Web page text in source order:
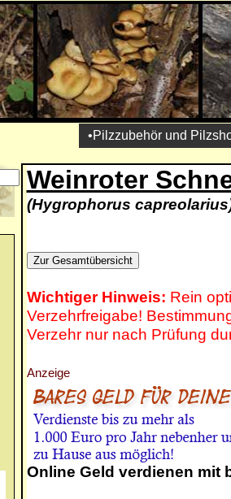
•Pilzzubehör und
Weinroter
(Hygrophorus
Wichtiger Hinweis: Rein
Verzehrfreigabe!
Verzehr nur nach Prüfung
Anzeige
Online Geld verdienen mit